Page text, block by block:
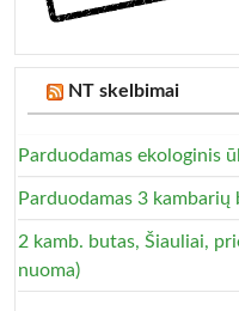
NT skelbimai
Parduodamas ekologinis
Parduodamas 3 kambarių
2 kamb. butas, Šiauliai,
nuoma)